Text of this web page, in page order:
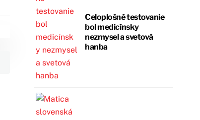
Celoplošné testovanie
bol medicínsky
nezmysel a svetová
hanba